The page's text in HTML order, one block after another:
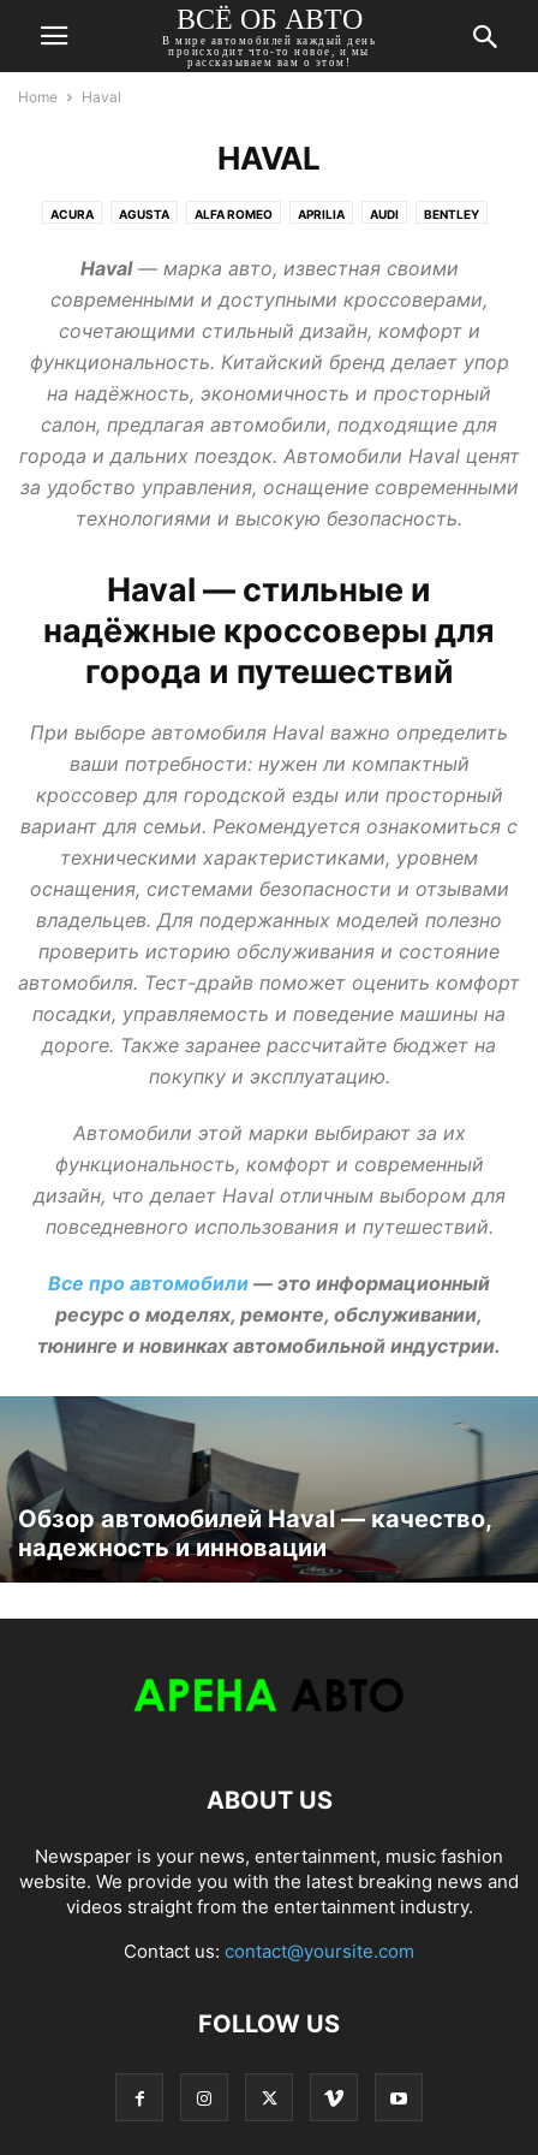
ВСЁ ОБ АВТО
В мире автомобилей каждый день
происходит что-то новое, и мы
рассказываем вам о этом!
Home Haval
HAVAL
ACURA AGUSTA ALFA ROMEO APRILIA AUDI BENTLEY
CITROEN DACIA DAEWOO DAIHATSU DATSUN DODGE
DONGFENG DUCATI FIAT FORD GEELY GMC
HARLEY-DAVIDSON HAVAL HONDA HUMMER HYUNDAI
INFINITI ISUZU JAGUAR JEEP KAWASAKI KIA LADA
LANCIA LAND ROVER LEXUS MASERATI MAZDA MERCEDES
MINI MITSUBISHI MOSKVICH NISSAN OPEL PEUGEOT
PONTIAC PORSCHE RENAULT ROVER SAAB SEAT SKODA
SSANGYONG SUBARU SUZUKI TATA TESLA TOYOTA
TRIUMPH VOLKSWAGEN VOLVO
НОВОСТИ ПРО АВТО УАЗ
Haval— марка авто, известная своими
современными и доступными кроссоверами,
сочетающими стильный дизайн, комфорт и
функциональность. Китайский бренд делает упор
на надёжность, экономичность и просторный
салон, предлагая автомобили, подходящие для
города и дальних поездок. Автомобили Haval ценят
за удобство управления, оснащение современными
технологиями и высокую безопасность.
Haval — стильные и
надёжные кроссоверы для
города и путешествий
При выборе автомобиля Haval важно определить
ваши потребности: нужен ли компактный
кроссовер для городской езды или просторный
вариант для семьи. Рекомендуется ознакомиться с
техническими характеристиками, уровнем
оснащения, системами безопасности и отзывами
владельцев. Для подержанных моделей полезно
проверить историю обслуживания и состояние
автомобиля. Тест-драйв поможет оценить комфорт
посадки, управляемость и поведение машины на
дороге. Также заранее рассчитайте бюджет на
покупку и эксплуатацию.
Автомобили этой марки выбирают за их
функциональность, комфорт и современный
дизайн, что делает Haval отличным выбором для
повседневного использования и путешествий.
Все про автомобили — это информационный
ресурс о моделях, ремонте, обслуживании,
тюнинге и новинках автомобильной индустрии.
Обзор автомобилей Haval — качество,
надежность и инновации
ABOUT US
Newspaper is your news, entertainment, music fashion
website. We provide you with the latest breaking news and
videos straight from the entertainment industry.
Contact us: contact@yoursite.com
FOLLOW US